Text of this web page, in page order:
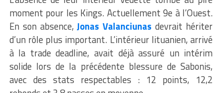
moment pour les Kings. Actuellement 9e à l’Ouest.
En son absence,Jonas Valanciunas devrait hériter
d’un rôle plus important. L’intérieur lituanien, arrivé
à la trade deadline, avait déjà assuré un intérim
solide lors de la précédente blessure de Sabonis,
avec des stats respectables : 12 points, 12,2